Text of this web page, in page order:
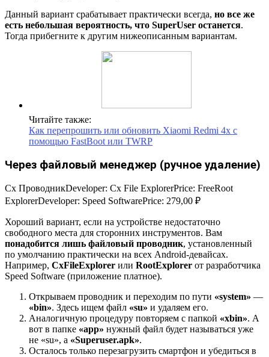
Данный вариант срабатывает практически всегда, но все же
есть небольшая вероятность, что SuperUser останется.
Тогда прибегните к другим нижеописанным вариантам.
Читайте также:
Как перепрошить или обновить Xiaomi Redmi 4x с
помощью FastBoot или TWRP
Через файловый менеджер (ручное удаление)
Cx ПроводникDeveloper: Cx File ExplorerPrice: FreeRoot
ExplorerDeveloper: Speed SoftwarePrice: 279,00 ₽
Хороший вариант, если на устройстве недостаточно
свободного места для сторонних инструментов. Вам
понадобится лишь файловый проводник, установленный
по умолчанию практически на всех Android-девайсах.
Например, CxFileExplorer или RootExplorer от разработчика
Speed Software (приложение платное).
Открываем проводник и переходим по пути «system» —
«bin». Здесь ищем файл «su» и удаляем его.
Аналогичную процедуру повторяем с папкой «xbin». А
вот в папке «app» нужный файл будет называться уже
не «su», а «Superuser.apk».
Осталось только перезагрузить смартфон и убедиться в